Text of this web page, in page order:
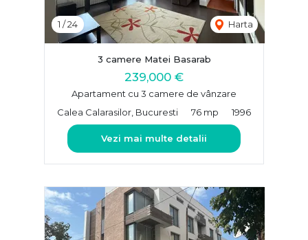
1 /24 Harta
3 camere Matei Basarab
239,000 €
Apartament cu 3 camere de vânzare
Calea Calarasilor, Bucuresti
76 mp 1996
Vezi mai multe detalii